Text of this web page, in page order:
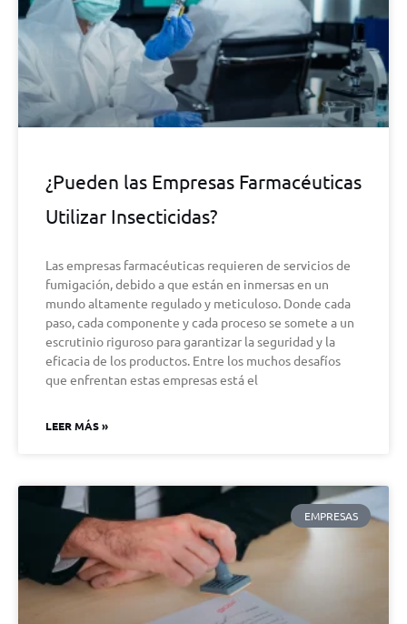
¿Pueden las Empresas Farmacéuticas
Utilizar Insecticidas?
Las empresas farmacéuticas requieren de servicios de
fumigación, debido a que están en inmersas en un
mundo altamente regulado y meticuloso. Donde cada
paso, cada componente y cada proceso se somete a un
escrutinio riguroso para garantizar la seguridad y la
eficacia de los productos. Entre los muchos desafíos
que enfrentan estas empresas está el
LEER MÁS »
EMPRESAS